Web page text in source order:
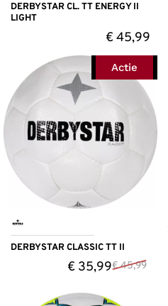
DERBYSTAR CL. TT ENERGY II
LIGHT
€45,99
Actie
DERBYSTAR CLASSIC TT II
€35,99€45,99